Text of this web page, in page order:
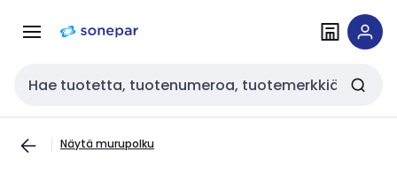
navigointiinsisältöön
Haku
Näytä murupolku